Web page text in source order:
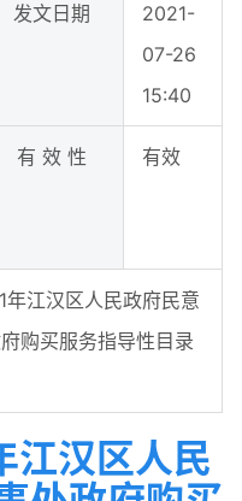
发文日期
2021-
07-26
15:40
有 效 性 有效
江汉区人民政府民意
购买服务指导性目录
江汉区人民